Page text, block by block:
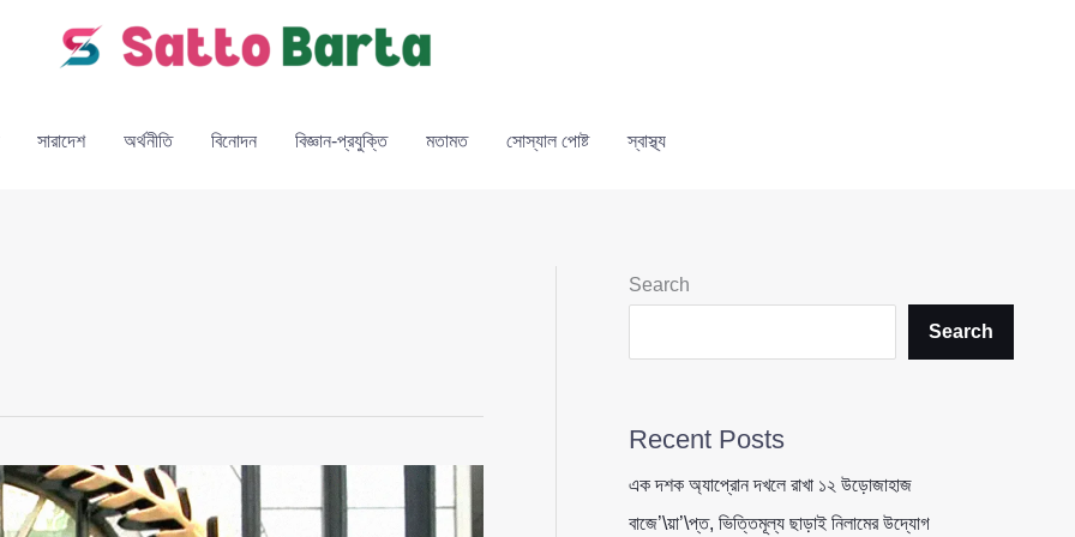
সারাদেশ অর্থনীতি বিনোদন বিজ্ঞান-প্রযুক্তি মতামত সোস্যাল পোষ্ট স্বাস্থ্য
Search
Search
Recent Posts
এক দশক অ্যাপ্রোন দখলে রাখা ১২ উড়োজাহাজ
বাজে’\য়া’\প্ত, ভিত্তিমূল্য ছাড়াই নিলামের উদ্যোগ